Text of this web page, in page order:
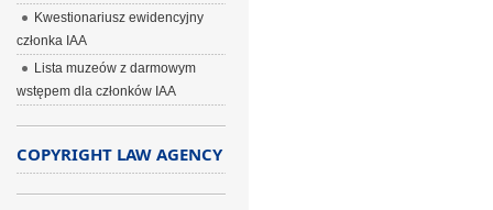
Kwestionariusz ewidencyjny
członka IAA
Lista muzeów z darmowym
wstępem dla członków IAA
COPYRIGHT LAW AGENCY